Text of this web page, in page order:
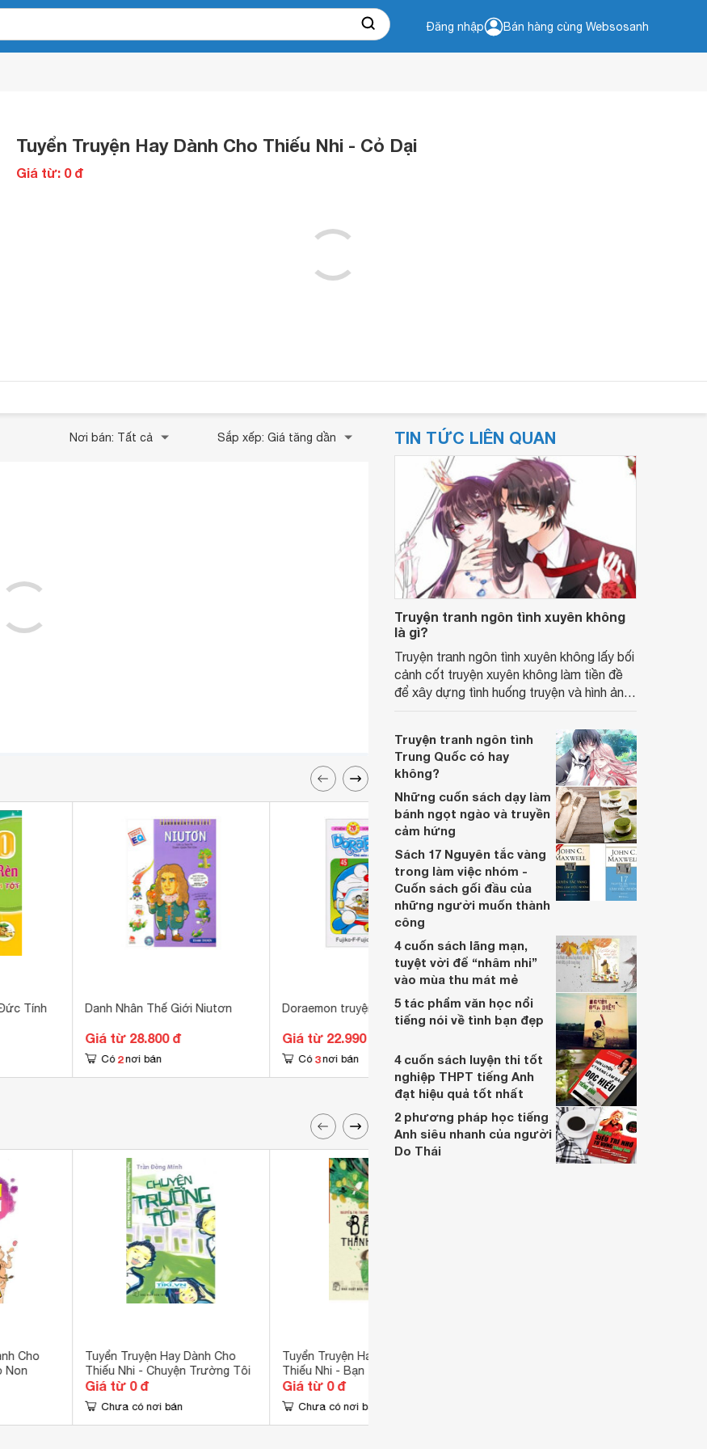
Đăng nhập Bán hàng cùng Websosanh
Tuyển Truyện Hay Dành Cho Thiếu Nhi - Cỏ Dại
Giá từ: 0 đ
Nơi bán: Tất cả Sắp xếp: Giá tăng dần
Tính
Danh Nhân Thế Giới Niutơn
Giá từ 28.800 đ
Có 2 nơi bán
Doraemon truyện ngắn - Tập 45
Giá từ 22.990 đ
Có 3 nơi bán
Giận ơi là giận
Giá từ 21.000 đ
Có 4 nơi bán
Cho
Non
Tuyển Truyện Hay Dành Cho
Thiếu Nhi - Chuyện Trường Tôi
Giá từ 0 đ
Chưa có nơi bán
Tuyển Truyện Hay Dành Cho
Thiếu Nhi - Bạn Thành Phố
Giá từ 0 đ
Chưa có nơi bán
TIN TỨC LIÊN QUAN
Truyện tranh ngôn tình xuyên không
là gì?
Truyện tranh ngôn tình xuyên không lấy bối
cảnh cốt truyện xuyên không làm tiền đề
để xây dựng tình huống truyện và hình ảnh
Truyện tranh ngôn tình
Trung Quốc có hay
không?
Những cuốn sách dạy làm
bánh ngọt ngào và truyền
cảm hứng
Sách 17 Nguyên tắc vàng
trong làm việc nhóm -
Cuốn sách gối đầu của
những người muốn thành
công
4 cuốn sách lãng mạn,
tuyệt vời để “nhâm nhi”
vào mùa thu mát mẻ
5 tác phẩm văn học nổi
tiếng nói về tình bạn đẹp
4 cuốn sách luyện thi tốt
nghiệp THPT tiếng Anh
đạt hiệu quả tốt nhất
2 phương pháp học tiếng
Anh siêu nhanh của người
Do Thái